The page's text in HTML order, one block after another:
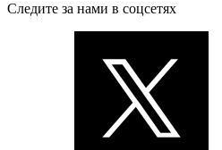
Следите за нами в соцсетях